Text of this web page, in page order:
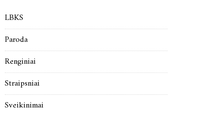
LBKS
Paroda
Renginiai
Straipsniai
Sveikinimai